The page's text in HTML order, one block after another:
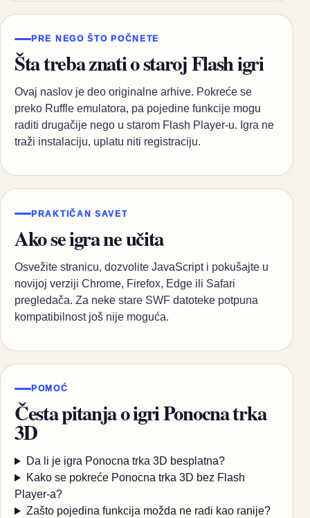
PRE NEGO ŠTO POČNETE
Šta treba znati o staroj Flash igri
Ovaj naslov je deo originalne arhive. Pokreće se
preko Ruffle emulatora, pa pojedine funkcije mogu
raditi drugačije nego u starom Flash Player-u. Igra ne
traži instalaciju, uplatu niti registraciju.
PRAKTIČAN SAVET
Ako se igra ne učita
Osvežite stranicu, dozvolite JavaScript i pokušajte u
novijoj verziji Chrome, Firefox, Edge ili Safari
pregledača. Za neke stare SWF datoteke potpuna
kompatibilnost još nije moguća.
POMOĆ
Česta pitanja o igri Ponocna trka
3D
Da li je igra Ponocna trka 3D besplatna?
Kako se pokreće Ponocna trka 3D bez Flash
Player-a?
Zašto pojedina funkcija možda ne radi kao ranije?